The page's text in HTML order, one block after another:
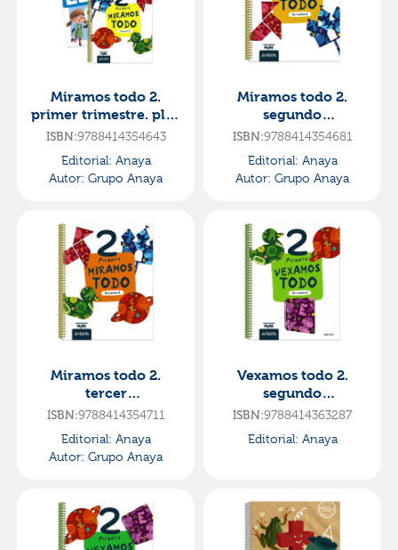
Miramos todo 2.
primer trimestre. plus
detectives del recreo
siente..·primaria.2ºcu
rso·mira
ISBN:9788414354643
Editorial: Anaya
Autor: Grupo Anaya
Miramos todo 2.
segundo
trimestre·primaria.2º
ISBN:9788414354681
Editorial: Anaya
Autor: Grupo Anaya
Miramos todo 2.
tercer
trimestre·primaria.2º
ISBN:9788414354711
Editorial: Anaya
Autor: Grupo Anaya
Vexamos todo 2.
segundo
trimestre·primaria.2º
ISBN:9788414363287
Editorial: Anaya